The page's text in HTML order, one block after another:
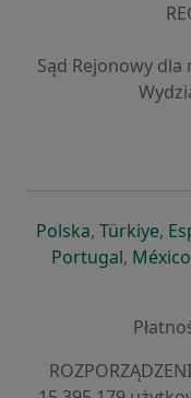
Sąd Rejonowy dla
Polskaotwiera się
, Türkiye,
Portugalotwiera
, México